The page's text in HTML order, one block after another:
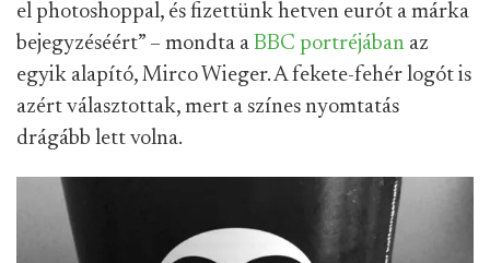
el photoshoppal, és fizettünk hetven eurót a márka
bejegyzéséért” – mondta a BBC portréjában az
egyik alapító, Mirco Wieger. A fekete-fehér logót is
azért választottak, mert a színes nyomtatás
drágább lett volna.